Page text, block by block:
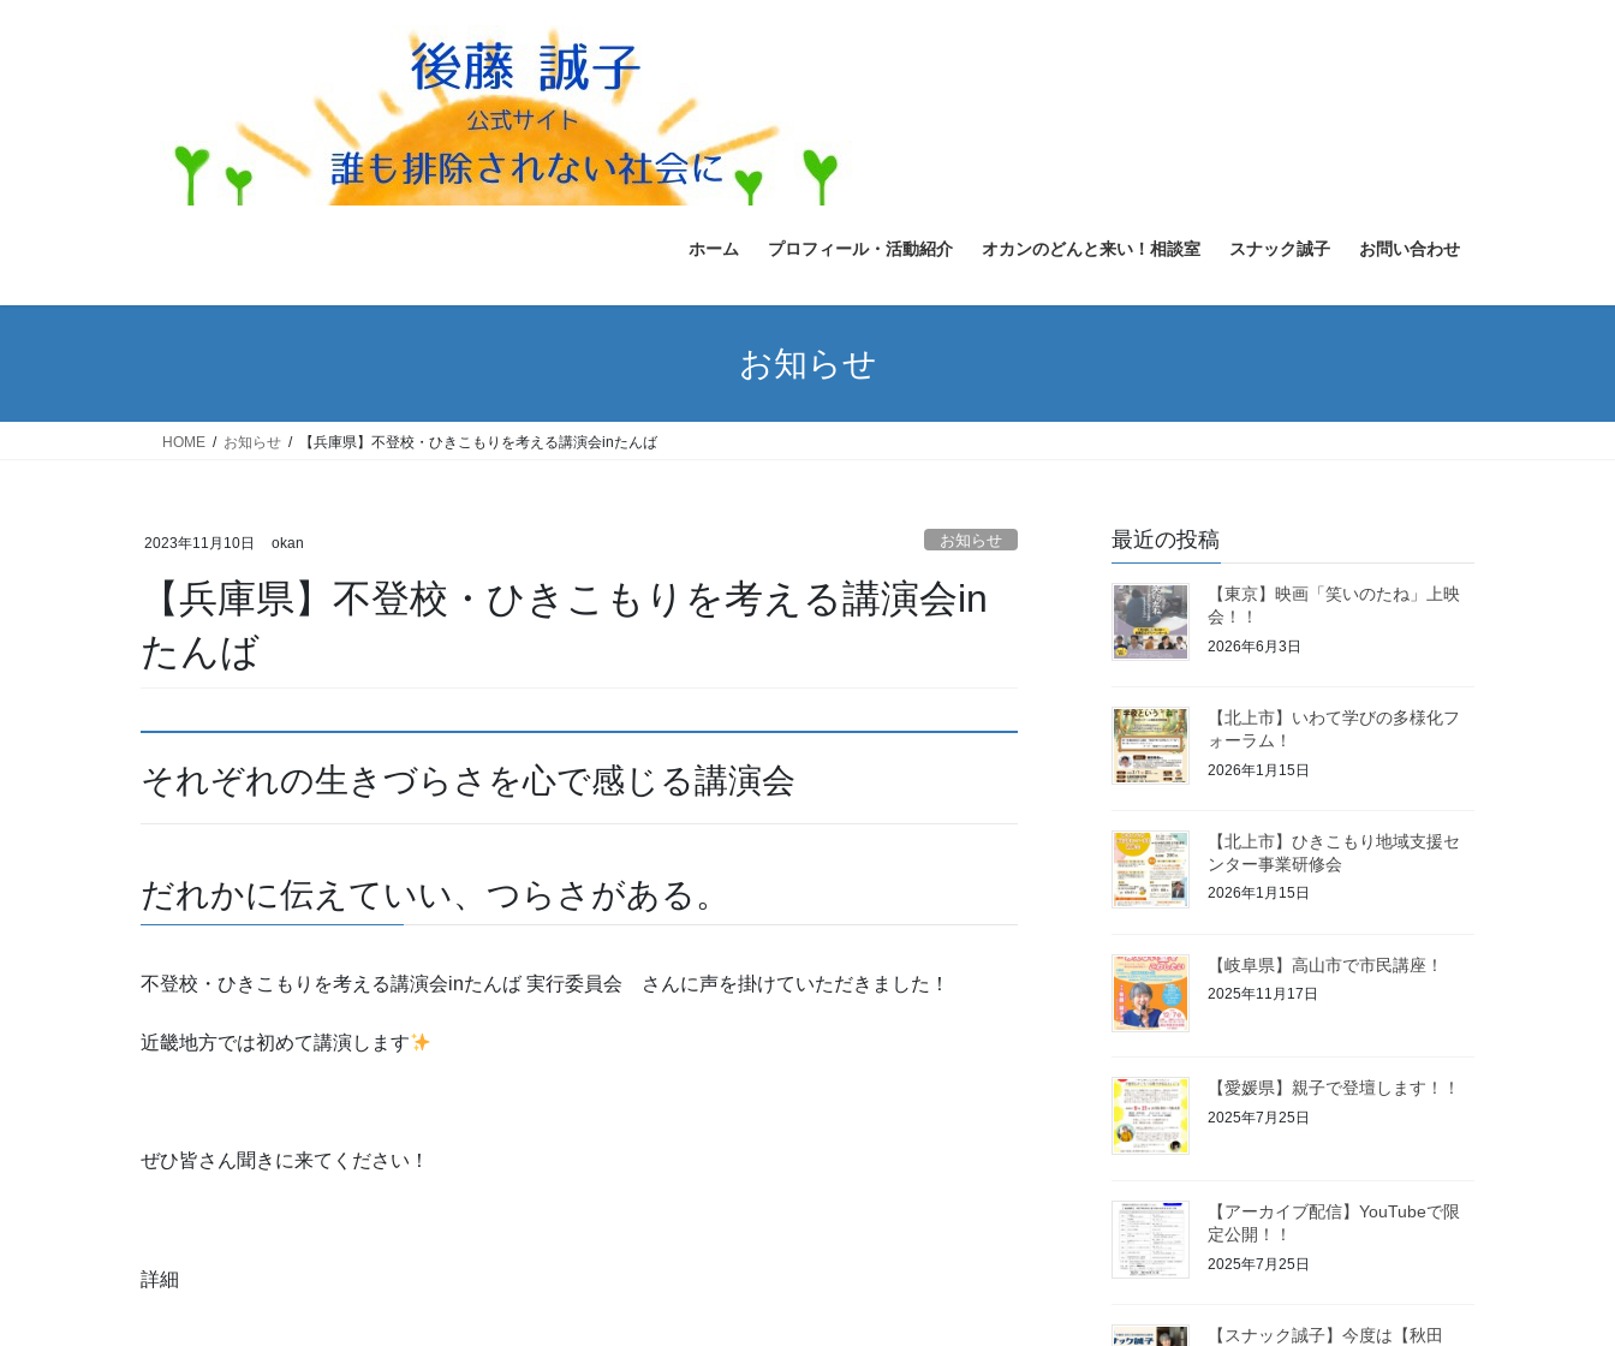
ホーム プロフィール・活動紹介 オカンのどんと来い！相談室 スナック誠子 お問い合わせ
お知らせ
HOME お知らせ 【兵庫県】不登校・ひきこもりを考える講演会inたんば
2023年11月10日 okan お知らせ
【兵庫県】不登校・ひきこもりを考える講演会in
たんば
それぞれの生きづらさを心で感じる講演会
だれかに伝えていい、つらさがある。
不登校・ひきこもりを考える講演会inたんば 実行委員会 さんに声を掛けていただきました！
近畿地方では初めて講演します
ぜひ皆さん聞きに来てください！
詳細
最近の投稿
【東京】映画「笑いのたね」上映
会！！
2026年6月3日
【北上市】いわて学びの多様化フ
ォーラム！
2026年1月15日
【北上市】ひきこもり地域支援セ
ンター事業研修会
2026年1月15日
【岐阜県】高山市で市民講座！
2025年11月17日
【愛媛県】親子で登壇します！！
2025年7月25日
【アーカイブ配信】YouTubeで限
定公開！！
2025年7月25日
【スナック誠子】今度は【秋田